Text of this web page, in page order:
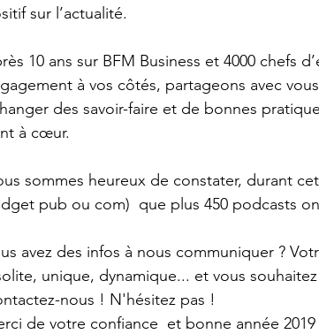
sur l’actualité.
10 ans sur BFM Business et 4000 chefs
à vos côtés, partageons avec
des savoir-faire et de bonnes
à cœur.
sommes heureux de constater, durant
pub ou com)  que plus 450 podcasts
avez des infos à nous communiquer ?
unique, dynamique... et vous
nous ! N'hésitez pas !
de votre confiance  et bonne année 2019